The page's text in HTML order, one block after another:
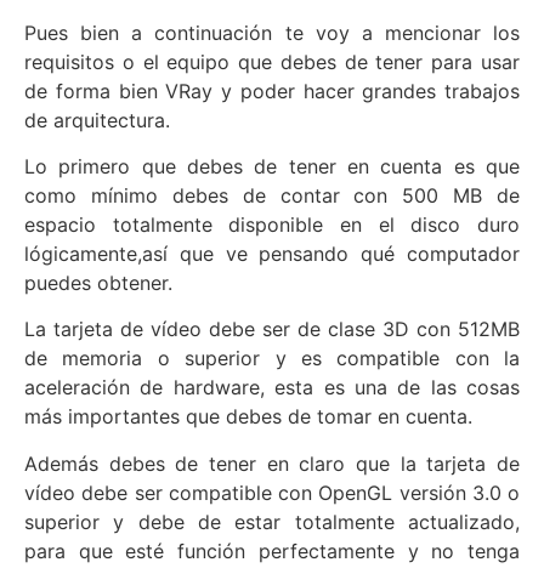
Pues bien a continuación te voy a mencionar los
requisitos o el equipo que debes de tener para usar
de forma bien VRay y poder hacer grandes trabajos
de arquitectura.
Lo primero que debes de tener en cuenta es que
como mínimo debes de contar con 500 MB de
espacio totalmente disponible en el disco duro
lógicamente,así que ve pensando qué computador
puedes obtener.
La tarjeta de vídeo debe ser de clase 3D con 512MB
de memoria o superior y es compatible con la
aceleración de hardware, esta es una de las cosas
más importantes que debes de tomar en cuenta.
Además debes de tener en claro que la tarjeta de
vídeo debe ser compatible con OpenGL versión 3.0 o
superior y debe de estar totalmente actualizado,
para que esté función perfectamente y no tenga